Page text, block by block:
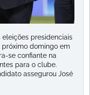
presidenciais
domingo em
se confiante na
para o clube.
assegurou José